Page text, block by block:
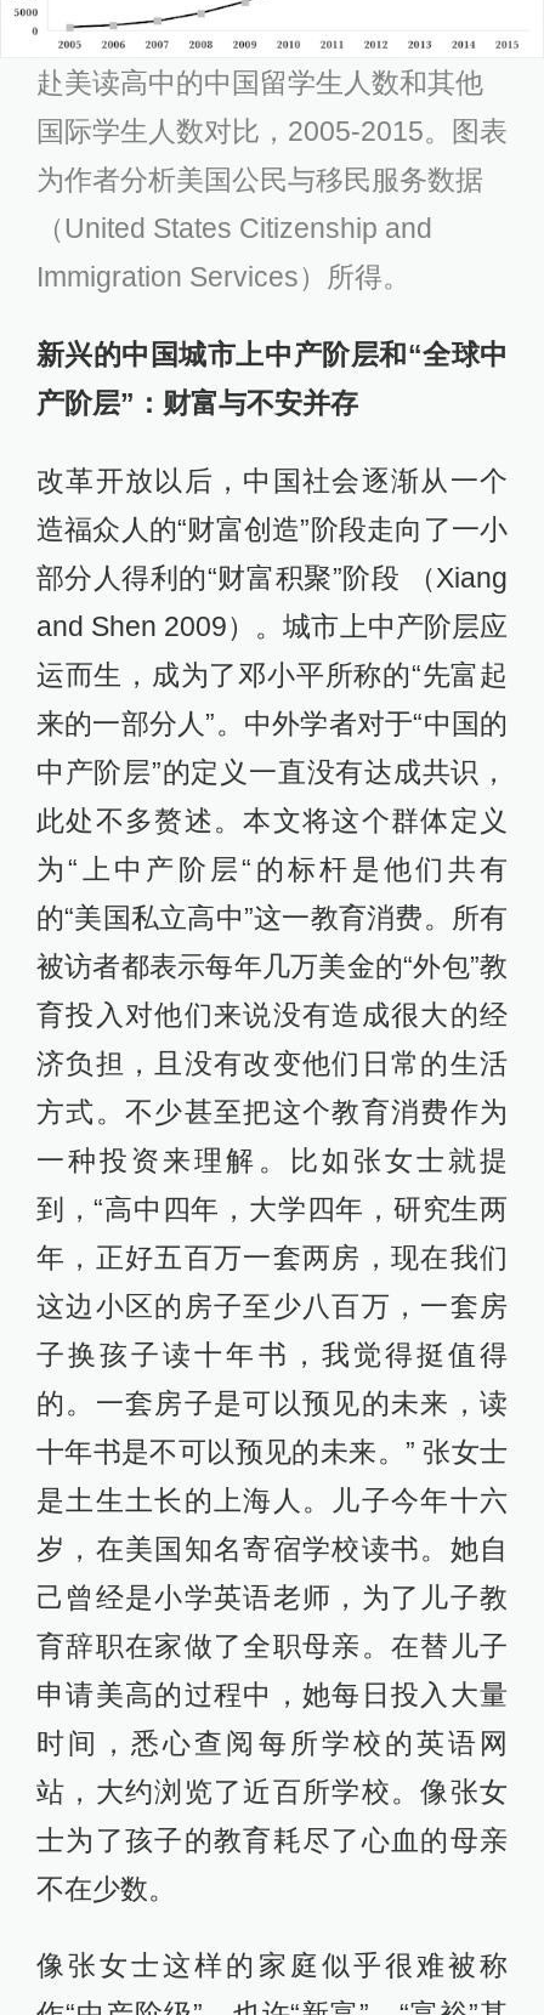
赴美读高中的中国留学生人数和其他
国际学生人数对比，2005-2015。图表
为作者分析美国公民与移民服务数据
（United States Citizenship and
Immigration Services）所得。
新兴的中国城市上中产阶层和“全球中
产阶层”：财富与不安并存
改革开放以后，中国社会逐渐从一个
造福众人的“财富创造”阶段走向了一小
部分人得利的“财富积聚”阶段 （Xiang
and Shen 2009）。城市上中产阶层应
运而生，成为了邓小平所称的“先富起
来的一部分人”。中外学者对于“中国的
中产阶层”的定义一直没有达成共识，
此处不多赘述。本文将这个群体定义
为“上中产阶层“的标杆是他们共有
的“美国私立高中”这一教育消费。所有
被访者都表示每年几万美金的“外包”教
育投入对他们来说没有造成很大的经
济负担，且没有改变他们日常的生活
方式。不少甚至把这个教育消费作为
一种投资来理解。比如张女士就提
到，“高中四年，大学四年，研究生两
年，正好五百万一套两房，现在我们
这边小区的房子至少八百万，一套房
子换孩子读十年书，我觉得挺值得
的。一套房子是可以预见的未来，读
十年书是不可以预见的未来。” 张女士
是土生土长的上海人。儿子今年十六
岁，在美国知名寄宿学校读书。她自
己曾经是小学英语老师，为了儿子教
育辞职在家做了全职母亲。在替儿子
申请美高的过程中，她每日投入大量
时间，悉心查阅每所学校的英语网
站，大约浏览了近百所学校。像张女
士为了孩子的教育耗尽了心血的母亲
不在少数。
像张女士这样的家庭似乎很难被称